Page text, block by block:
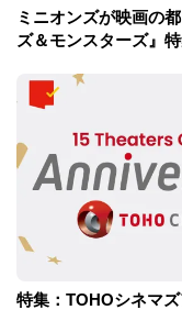
ミニオンズが映画の
ズ＆モンスターズ』
特集：TOHOシネマ